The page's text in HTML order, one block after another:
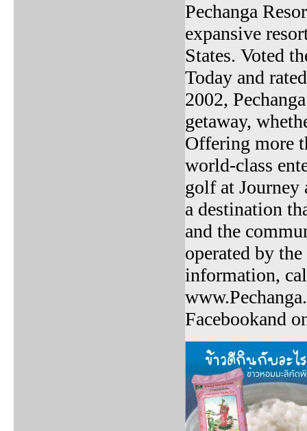
Pechanga
expansive
States. Voted
Today and
2002,
getaway,
Offering more
world-class
golf at Journey
a destination
and the
operated by
information,
Facebookand